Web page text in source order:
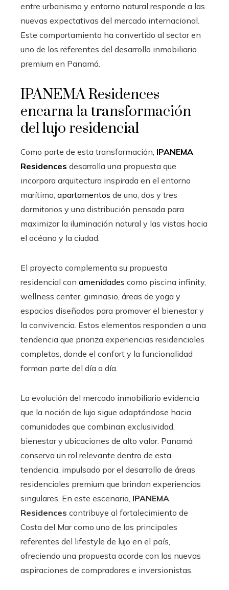
entre urbanismo y entorno natural responde a las
nuevas expectativas del mercado internacional.
Este comportamiento ha convertido al sector en
uno de los referentes del desarrollo inmobiliario
premium en Panamá.
IPANEMA Residences
encarna la transformación
del lujo residencial
Como parte de esta transformación, IPANEMA
Residences desarrolla una propuesta que
incorpora arquitectura inspirada en el entorno
marítimo, apartamentos de uno, dos y tres
dormitorios y una distribución pensada para
maximizar la iluminación natural y las vistas hacia
el océano y la ciudad.
El proyecto complementa su propuesta
residencial con amenidades como piscina infinity,
wellness center, gimnasio, áreas de yoga y
espacios diseñados para promover el bienestar y
la convivencia. Estos elementos responden a una
tendencia que prioriza experiencias residenciales
completas, donde el confort y la funcionalidad
forman parte del día a día.
La evolución del mercado inmobiliario evidencia
que la noción de lujo sigue adaptándose hacia
comunidades que combinan exclusividad,
bienestar y ubicaciones de alto valor. Panamá
conserva un rol relevante dentro de esta
tendencia, impulsado por el desarrollo de áreas
residenciales premium que brindan experiencias
singulares. En este escenario, IPANEMA
Residences contribuye al fortalecimiento de
Costa del Mar como uno de los principales
referentes del lifestyle de lujo en el país,
ofreciendo una propuesta acorde con las nuevas
aspiraciones de compradores e inversionistas.